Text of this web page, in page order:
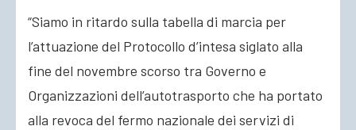
“Siamo in ritardo sulla tabella di marcia per
l’attuazione del Protocollo d’intesa siglato alla
fine del novembre scorso tra Governo e
Organizzazioni dell’autotrasporto che ha portato
alla revoca del fermo nazionale dei servizi di